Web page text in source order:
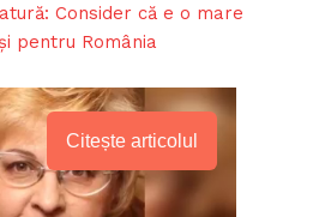
Consider că e o mare
pentru România
Citește articolul